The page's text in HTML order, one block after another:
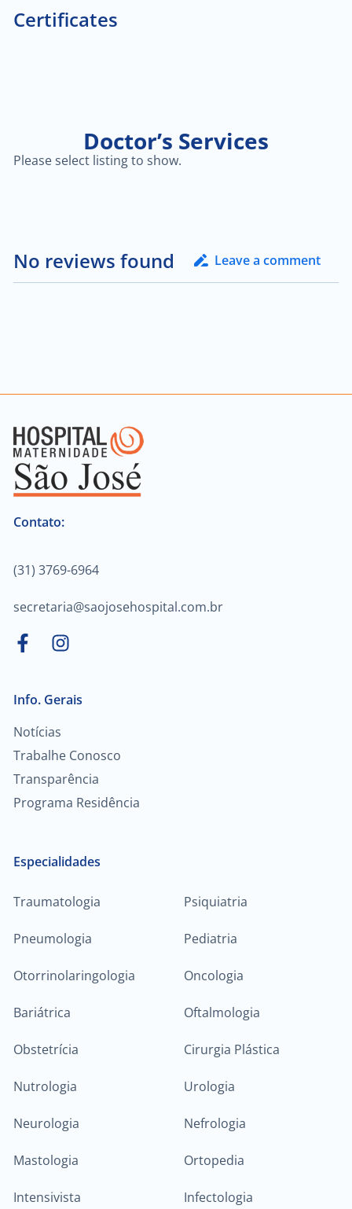
Certificates
Doctor’s Services
Please select listing to show.
No reviews found Leave a comment
Contato:
(31) 3769-6964
secretaria@saojosehospital.com.br
Info. Gerais
Notícias
Trabalhe Conosco
Transparência
Programa Residência
Especialidades
Traumatologia Psiquiatria
Pneumologia Pediatria
Otorrinolaringologia Oncologia
Bariátrica Oftalmologia
Obstetrícia Cirurgia Plástica
Nutrologia Urologia
Neurologia Nefrologia
Mastologia Ortopedia
Intensivista Infectologia